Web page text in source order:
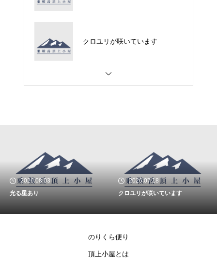
クロユリが咲いています
2026.08.03
光る星あり
2026.07.18
クロユリが咲いています
のりくら便り
頂上小屋とは